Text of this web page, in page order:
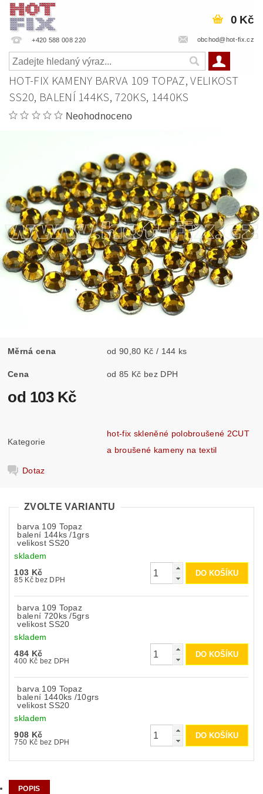
+420 588 008 220 obchod@hot-fix.cz
0 Kč
HOT-FIX KAMENY BARVA 109 TOPAZ, VELIKOST
SS20, BALENÍ 144KS, 720KS, 1440KS
Neohodnoceno
Měrná cena od 90,80 Kč / 144 ks
Cena od 85 Kč bez DPH
od 103 Kč
Kategorie
hot-fix skleněné polobroušené 2CUT
a broušené kameny na textil
Dotaz
ZVOLTE VARIANTU
barva 109 Topaz
balení 144ks /1grs
velikost SS20
skladem
103 Kč
85 Kč bez DPH
barva 109 Topaz
balení 720ks /5grs
velikost SS20
skladem
484 Kč
400 Kč bez DPH
barva 109 Topaz
balení 1440ks /10grs
velikost SS20
skladem
908 Kč
750 Kč bez DPH
POPIS